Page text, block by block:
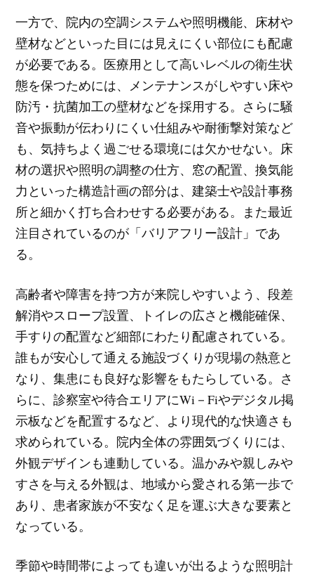
一方で、院内の空調システムや照明機能、床材や
壁材などといった目には見えにくい部位にも配慮
が必要である。医療用として高いレベルの衛生状
態を保つためには、メンテナンスがしやすい床や
防汚・抗菌加工の壁材などを採用する。さらに騒
音や振動が伝わりにくい仕組みや耐衝撃対策など
も、気持ちよく過ごせる環境には欠かせない。床
材の選択や照明の調整の仕方、窓の配置、換気能
力といった構造計画の部分は、建築士や設計事務
所と細かく打ち合わせする必要がある。また最近
注目されているのが「バリアフリー設計」であ
る。
高齢者や障害を持つ方が来院しやすいよう、段差
解消やスロープ設置、トイレの広さと機能確保、
手すりの配置など細部にわたり配慮されている。
誰もが安心して通える施設づくりが現場の熱意と
なり、集患にも良好な影響をもたらしている。さ
らに、診察室や待合エリアにWi－Fiやデジタル掲
示板などを配置するなど、より現代的な快適さも
求められている。院内全体の雰囲気づくりには、
外観デザインも連動している。温かみや親しみや
すさを与える外観は、地域から愛される第一歩で
あり、患者家族が不安なく足を運ぶ大きな要素と
なっている。
季節や時間帯によっても違いが出るような照明計